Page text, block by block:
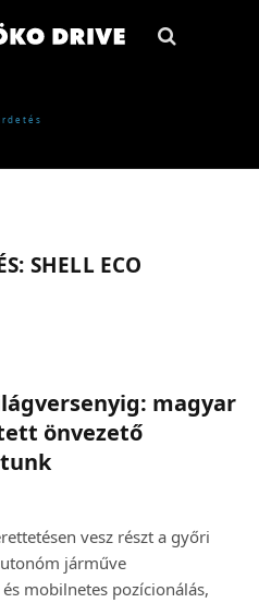
SHELL ECO
magyar
önvezető
vesz részt a győri
járműve
és mobilnetes pozícionálás,